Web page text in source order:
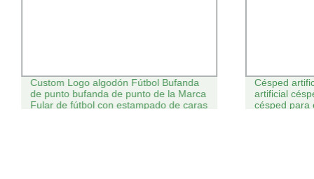
Custom Logo algodón Fútbol Bufanda
de punto bufanda de punto de la Marca
Fular de fútbol con estampado de caras
Césped
artificial
césped para